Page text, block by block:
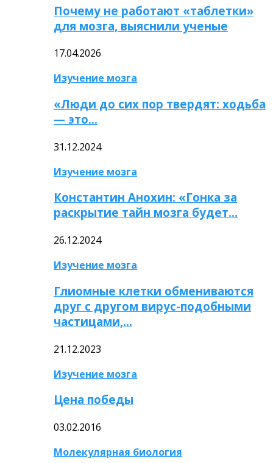
Почему не работают «таблетки»
для мозга, выяснили ученые
17.04.2026
Изучение мозга
«Люди до сих пор твердят: ходьба
— это…
31.12.2024
Изучение мозга
Константин Анохин: «Гонка за
раскрытие тайн мозга будет…
26.12.2024
Изучение мозга
Глиомные клетки обмениваются
друг с другом вирус-подобными
частицами,…
21.12.2023
Изучение мозга
Цена победы
03.02.2016
Молекулярная биология